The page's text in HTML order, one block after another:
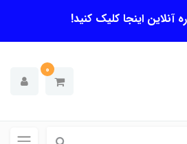
اینجا کلیک کنید!
0